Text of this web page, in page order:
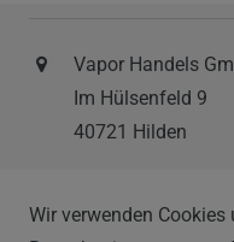
Vapor Handels
Im Hülsenfeld 9
40721 Hilden
info@vapor-
Wir verwenden